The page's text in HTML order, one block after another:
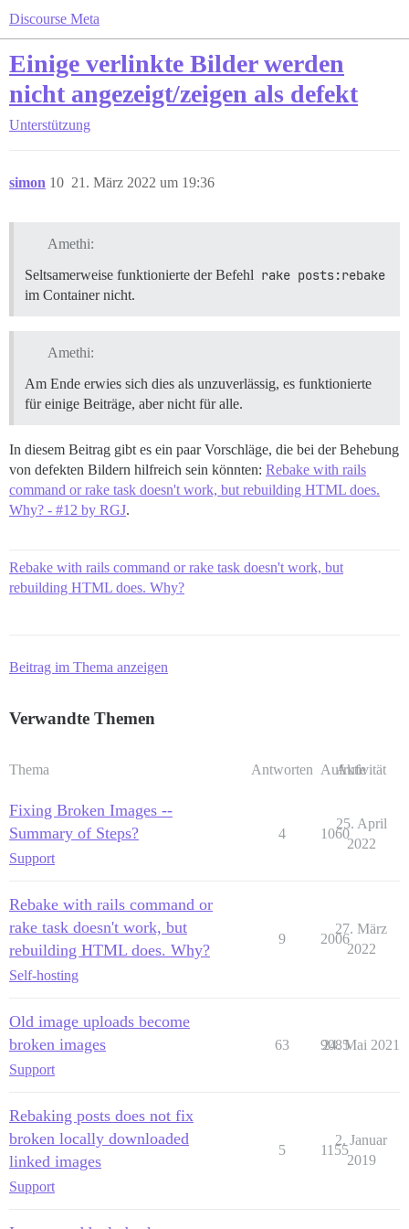
Discourse Meta
Einige verlinkte Bilder werden
nicht angezeigt/zeigen als defekt
Unterstützung
simon 21. März 2022 um 19:36
10
Amethi:
Seltsamerweise funktionierte der Befehl rake posts:rebake
im Container nicht.
Amethi:
Am Ende erwies sich dies als unzuverlässig, es funktionierte
für einige Beiträge, aber nicht für alle.
In diesem Beitrag gibt es ein paar Vorschläge, die bei der Behebung
von defekten Bildern hilfreich sein könnten: Rebake with rails
command or rake task doesn't work, but rebuilding HTML does.
Why? - #12 by RGJ.
Rebake with rails command or rake task doesn't work, but
rebuilding HTML does. Why?
Beitrag im Thema anzeigen
Verwandte Themen
Thema Antworten Aufrufe
Aktivität
Fixing Broken Images --
Summary of Steps?
Support
4 1060
25. April
2022
Rebake with rails command or
rake task doesn't work, but
rebuilding HTML does. Why?
Self-hosting
9 2006
27. März
2022
Old image uploads become
broken images
Support
63 9085
24. Mai 2021
Rebaking posts does not fix
broken locally downloaded
linked images
Support
5 1155
2. Januar
2019